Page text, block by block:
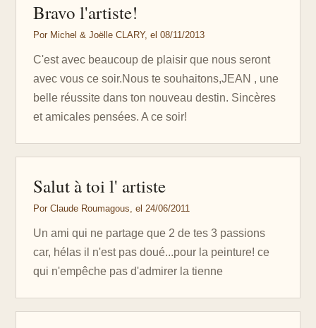
Bravo l'artiste!
Por Michel & Joëlle CLARY, el 08/11/2013
C'est avec beaucoup de plaisir que nous seront
avec vous ce soir.Nous te souhaitons,JEAN , une
belle réussite dans ton nouveau destin. Sincères
et amicales pensées. A ce soir!
Salut à toi l' artiste
Por Claude Roumagous, el 24/06/2011
Un ami qui ne partage que 2 de tes 3 passions
car, hélas il n'est pas doué...pour la peinture! ce
qui n'empêche pas d'admirer la tienne